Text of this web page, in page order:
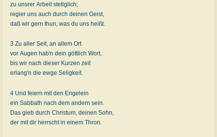
zu unsrer Arbeit stetiglich;
regier uns auch durch deinen Geist,
daß wir gern thun, was du uns heißt.
3 Zu aller Seit, an allem Ort
vor Augen hab'n dein göttlich Wort,
bis wir nach dieser Kurzen zeit
erlang'n die ewge Seligkeit.
4 Und feiern mit den Engelein
ein Sabbath nach dem andern sein.
Das gieb durch Christum, deinen Sohn,
der mit dir herrscht in einem Thron.